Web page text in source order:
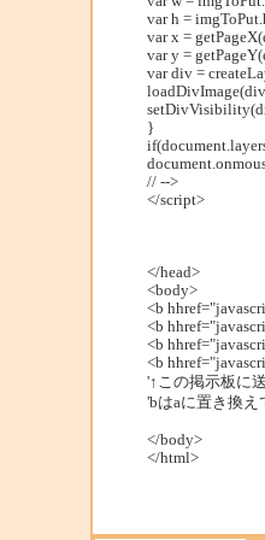
var h =
var x =
var y =
var div =
}
// -->
</script>
</head>
<body>
<b
<b
<b
<b
'↑この掲示板に
'bはaに置き換
</body>
</html>